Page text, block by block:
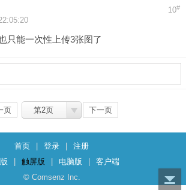
10#
只能一次性上传3张图了
页 第2页 下一页
首页 登录
注册
触屏版 电脑版
客户端
© Comsenz Inc.